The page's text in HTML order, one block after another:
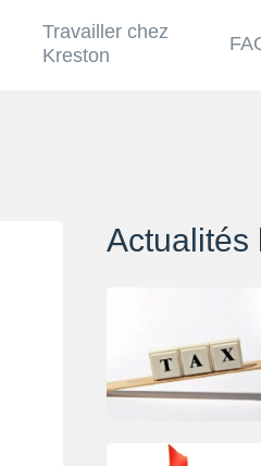
Travailler chez
Kreston
Actualités